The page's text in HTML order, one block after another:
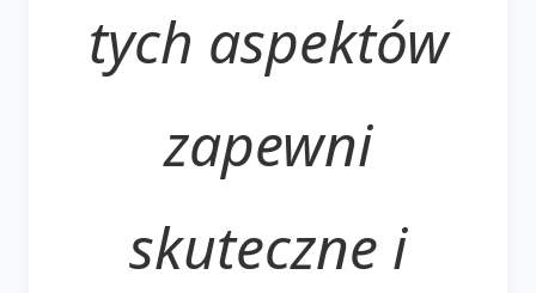
tych aspektów
zapewni
skuteczne i